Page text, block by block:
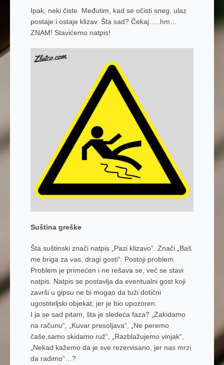
Ipak, neki čiste. Međutim, kad se očisti sneg, ulaz
postaje i ostaje klizav. Šta sad? Čekaj…..hm…
ZNAM! Stavićemo natpis!
Suština greške
Šta suštinski znači natpis „Pazi klizavo“. Znači „Baš
me briga za vas, dragi gosti“. Postoji problem.
Problem je primećen i ne rešava se, već se stavi
natpis. Natpis se postavlja da eventualni gost koji
završi u gipsu ne bi mogao da tuži dotični
ugostiteljski objekat, jer je bio upozoren.
I ja se sad pitam, šta je sledeća faza? „Zakidamo
na računu“, „Kuvar presoljava“, „Ne peremo
čaše,samo skidamo ruž“, „Razblažujemo vinjak“,
„Nekad kažemo da je sve rezervisano, jer nas mrzi
da radimo“…?